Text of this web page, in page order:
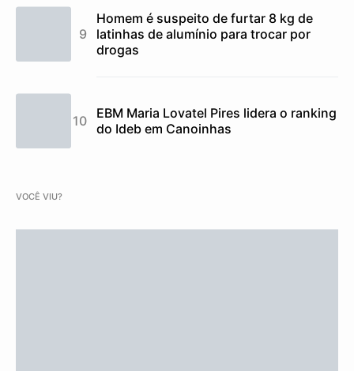
Homem é suspeito de furtar 8 kg de
latinhas de alumínio para trocar por
drogas
EBM Maria Lovatel Pires lidera o ranking
do Ideb em Canoinhas
VOCÊ VIU?